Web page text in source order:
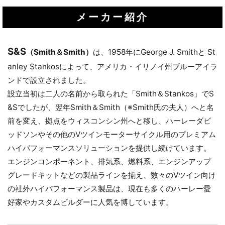
メーカー紹介
S&S （Smith＆Smith） は、1958年にGeorge J. Smithと St
anley Stankosによって、アメリカ・イリノイ州ブルーアイラ
ンドで設立されました。
設立当初は二人の名前から取られた「Smith＆Stankos」でS
&Sでしたが、翌年Smith＆Smith（※Smith氏の夫人）へと名
前を変え、拠点をウィスコンシン州へと移し、ハーレーダビ
ッドソンやその他のVツインモーターサイクル用のプレミアム
ハイパフォーマンスソリューションを提供し続けています。
エンジンコンポーネント、排気系、燃料系、エンジンアップ
グレードキットなどの製品ラインを揃え、数々のVツイン向け
の社外ハイパフォーマンス製品は、現在も多くのハーレー愛
好家やカスタムビルダーに人気を博しています。
お買い物を続ける カートへ進む